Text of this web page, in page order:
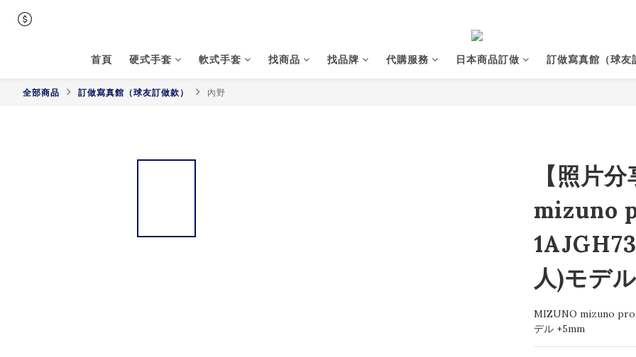
首頁 硬式手套 軟式手套 找商品 找品牌 代購服務 日本商品訂做 訂做寫真館（球友
全部商品 訂做寫真館（球友訂做款） 內野
【照片
mizuno
⼈)モデ
MIZUNO mizuno pro
デル +5mm